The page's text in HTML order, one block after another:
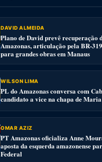
DAVID ALMEIDA
Plano de David prevê recuperação
Amazonas, articulação pela BR-
para grandes obras em Manaus
WILSON LIMA
PL do Amazonas conversa com
candidato a vice na chapa de
OMAR AZIZ
PT Amazonas oficializa Anne
aposta da esquerda amazonense
Federal